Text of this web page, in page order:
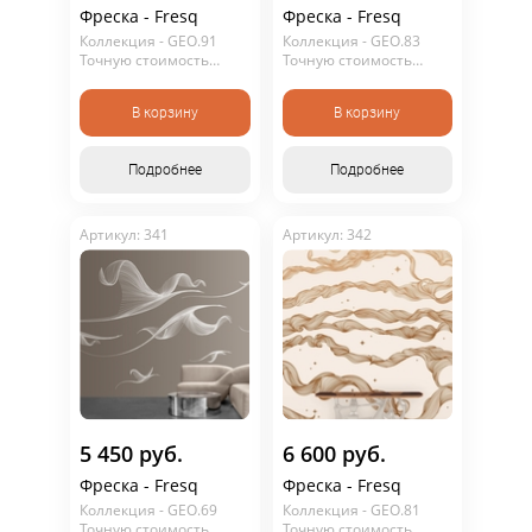
Подобрать фрески
Фреска - Fresq
Коллекция - GEO.91
Точную стоимость
консультанта. Не
является публичной
офертой.
В корзину
Подробнее
Фреска - Fresq
Коллекция - GEO.83
Точную стоимость
консультанта. Не
является публичной
офертой.
В корзину
Подробнее
Артикул: 341
5 450 руб.
Фреска - Fresq
Коллекция - GEO.69
Артикул: 342
6 600 руб.
Фреска - Fresq
Коллекция - GEO.81